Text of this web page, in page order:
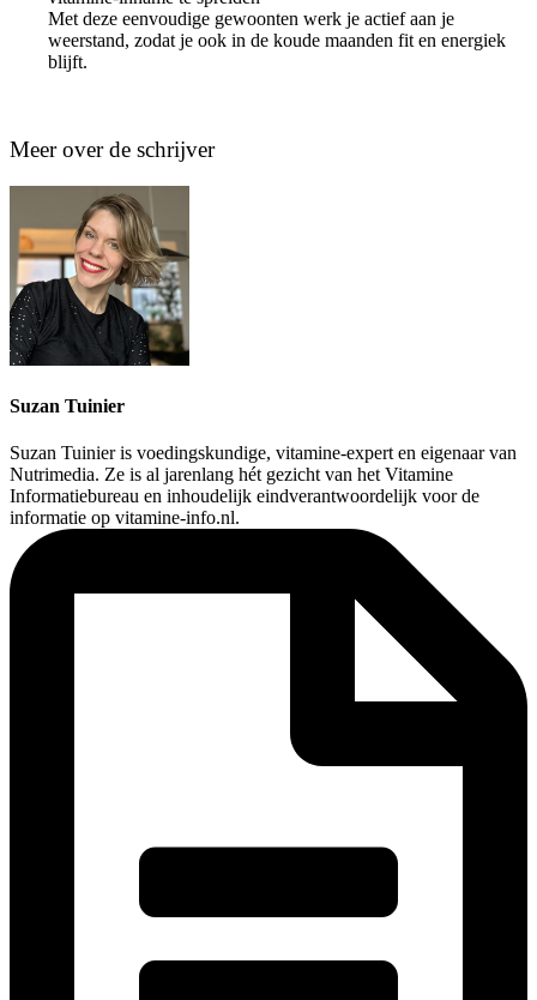
Met deze eenvoudige gewoonten werk je actief aan je
weerstand, zodat je ook in de koude maanden fit en energiek
blijft.
Meer over de schrijver
Suzan Tuinier
Suzan Tuinier is voedingskundige, vitamine-expert en eigenaar van
Nutrimedia. Ze is al jarenlang hét gezicht van het Vitamine
Informatiebureau en inhoudelijk eindverantwoordelijk voor de
informatie op vitamine-info.nl.